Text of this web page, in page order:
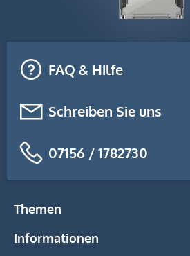
FAQ & Hilfe
Schreiben Sie uns
07156 / 1782730
Themen
Informationen